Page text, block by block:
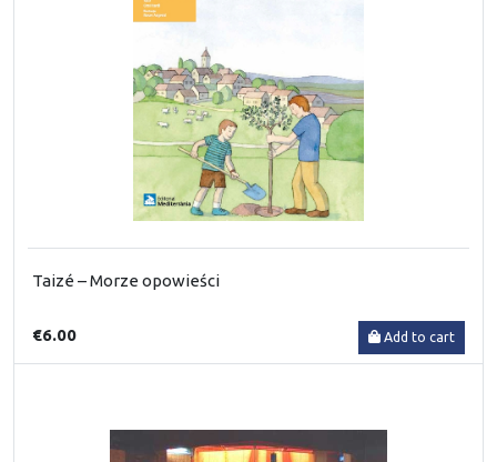
Taizé – Morze opowieści
€6.00 Add to cart